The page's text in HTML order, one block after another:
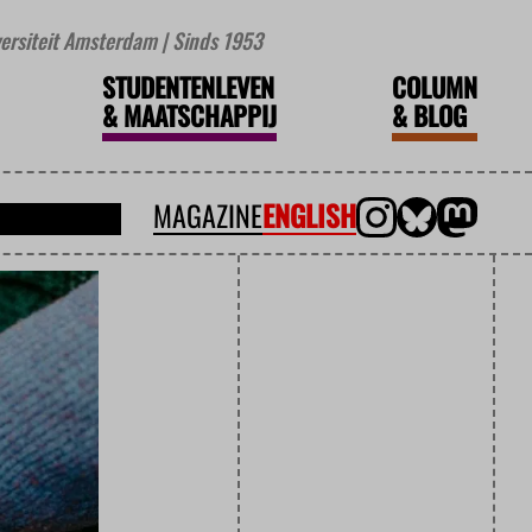
Amsterdam | Sinds 1953
STUDENTENLEVEN
&MAATSCHAPPIJ
COLUMN
&BLOG
MAGAZINEENGLISH